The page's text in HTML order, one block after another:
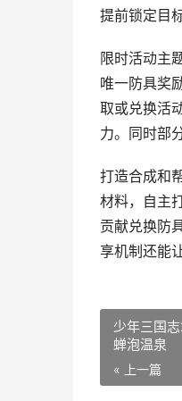
提前锁定目
限时活动主
唯一防具奖
取或兑换活
力。同时部
打造合成和
材料，自主
贡献兑换防
享机制还能
少年三国
蝉泡温泉
« 上一篇